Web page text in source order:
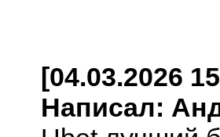
[04.03.2026
Написал: